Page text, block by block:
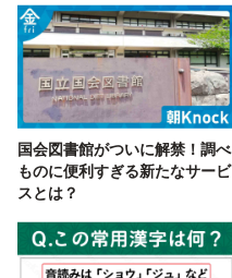
国会図書館がついに解禁！調べ
ものに便利すぎる新たなサービ
スとは？